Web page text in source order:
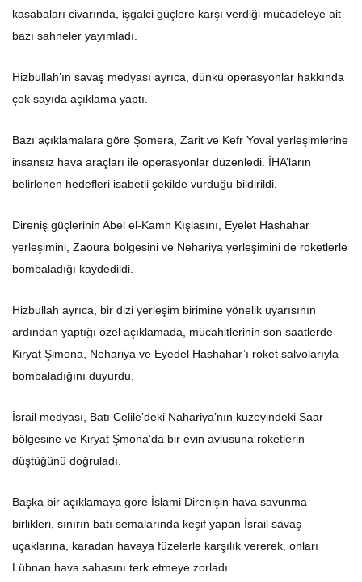
kasabaları civarında, işgalci güçlere karşı verdiği mücadeleye ait
bazı sahneler yayımladı.
Hizbullah’ın savaş medyası ayrıca, dünkü operasyonlar hakkında
çok sayıda açıklama yaptı.
Bazı açıklamalara göre Şomera, Zarit ve Kefr Yoval yerleşimlerine
insansız hava araçları ile operasyonlar düzenledi. İHA’ların
belirlenen hedefleri isabetli şekilde vurduğu bildirildi.
Direniş güçlerinin Abel el-Kamh Kışlasını, Eyelet Hashahar
yerleşimini, Zaoura bölgesini ve Nehariya yerleşimini de roketlerle
bombaladığı kaydedildi.
Hizbullah ayrıca, bir dizi yerleşim birimine yönelik uyarısının
ardından yaptığı özel açıklamada, mücahitlerinin son saatlerde
Kiryat Şimona, Nehariya ve Eyedel Hashahar’ı roket salvolarıyla
bombaladığını duyurdu.
İsrail medyası, Batı Celile’deki Nahariya’nın kuzeyindeki Saar
bölgesine ve Kiryat Şmona’da bir evin avlusuna roketlerin
düştüğünü doğruladı.
Başka bir açıklamaya göre İslami Direnişin hava savunma
birlikleri, sınırın batı semalarında keşif yapan İsrail savaş
uçaklarına, karadan havaya füzelerle karşılık vererek, onları
Lübnan hava sahasını terk etmeye zorladı.